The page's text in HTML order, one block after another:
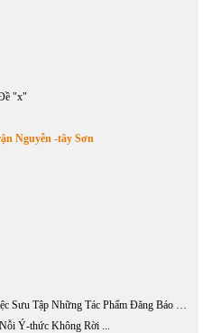
"x"
Nguyễn -tây Sơn
Nói Chuyện Với Lại Nguyên Ân Về Việc Sưu Tập Những Tác Phẩm Đăng Báo Của Phan Khôi
Ý-thức Không Rời ...